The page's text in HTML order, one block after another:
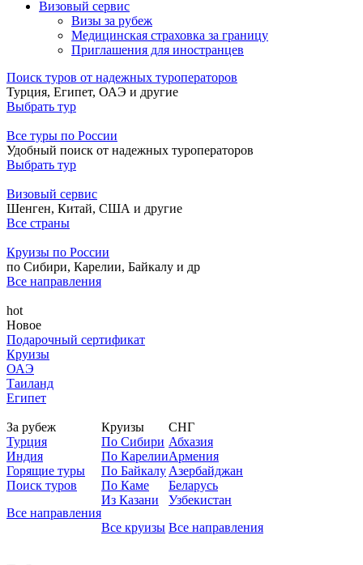
Визовый сервис
Визы за рубеж
Медицинская страховка за границу
Приглашения для иностранцев
Поиск туров от надежных туроператоров
Турция, Египет, ОАЭ и другие
Выбрать тур
Все туры по России
Удобный поиск от надежных туроператоров
Выбрать тур
Визовый сервис
Шенген, Китай, США и другие
Все страны
Круизы по России
по Сибири, Карелии, Байкалу и др
Все направления
hot
Новое
Подарочный сертификат
Круизы
ОАЭ
Таиланд
Египет
За рубеж
Турция
Индия
Горящие туры
Поиск туров
Все направления
Круизы
По Сибири
По Карелии
По Байкалу
По Каме
Из Казани
Все круизы
СНГ
Абхазия
Армения
Азербайджан
Беларусь
Узбекистан
Все направления